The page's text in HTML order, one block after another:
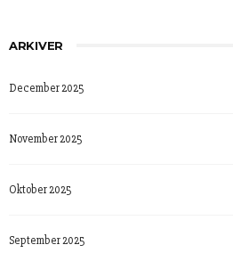
ARKIVER
December 2025
November 2025
Oktober 2025
September 2025